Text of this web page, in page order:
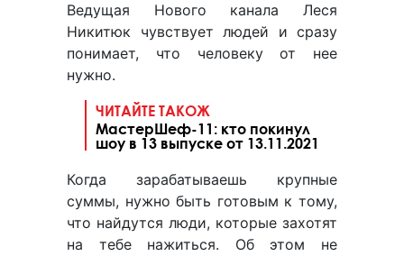
Ведущая Нового канала Леся
Никитюк чувствует людей и сразу
понимает, что человеку от нее
нужно.
ЧИТАЙТЕ ТАКОЖ
МастерШеф-11: кто покинул
шоу в 13 выпуске от 13.11.2021
Когда зарабатываешь крупные
суммы, нужно быть готовым к тому,
что найдутся люди, которые захотят
на тебе нажиться. Об этом не